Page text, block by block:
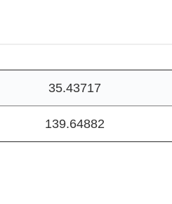
35.43717
139.64882